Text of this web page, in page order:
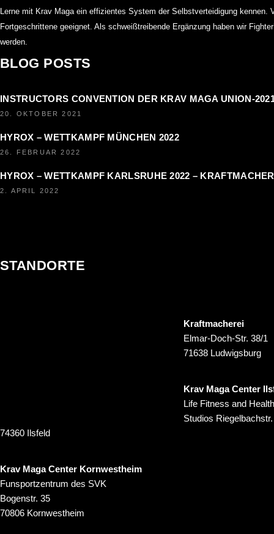
Lerne mit Krav Maga ein effizientes System der Selbstverteidigung
Fortgeschrittene geeignet. Als schweißtreibende Ergänzung haben wir
werden.
BLOG POSTS
INSTRUCTORS CONVENTION DER KRAV MAGA UNION-
20. OKTOBER 2021
HYROX – WETTKAMPF MÜNCHEN 2022
26. FEBRUAR 2022
HYROX – WETTKAMPF KARLSRUHE 2022 –
2. APRIL 2022
STANDORTE
Kraftmacherei
Elmar-Doch-Str. 38/1
71638 Ludwigsburg
Krav Maga Center
Life Fitness and Health
Studios Riegelbachstr.
74360 Ilsfeld
Krav Maga Center Kornwestheim
Funsportzentrum des SVK
Bogenstr. 35
70806 Kornwestheim